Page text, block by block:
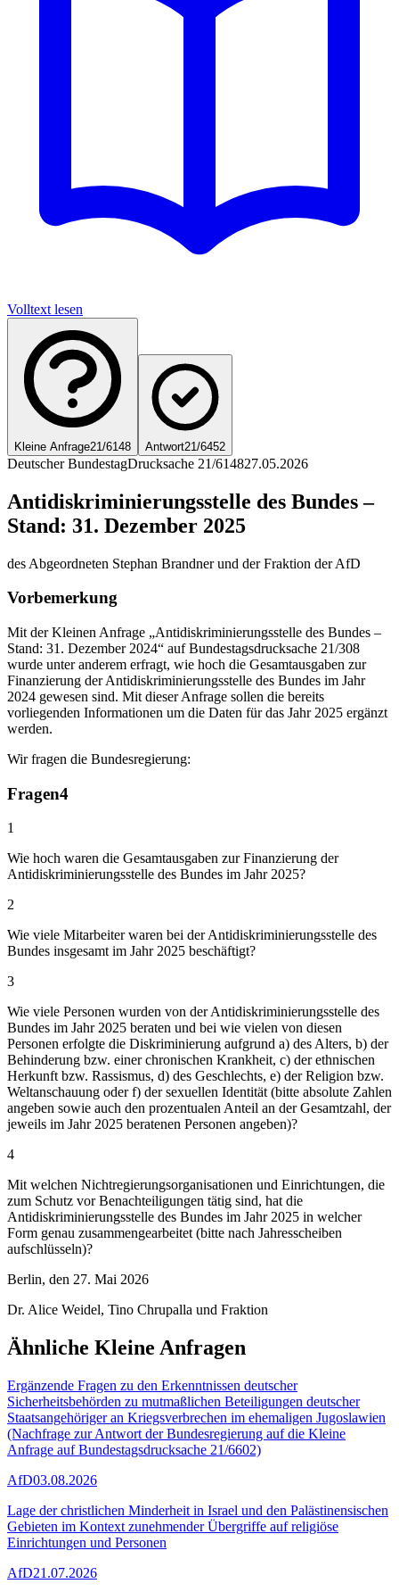
Volltext lesen
Kleine Anfrage21/6148 Antwort21/6452
Deutscher BundestagDrucksache 21/614827.05.2026
Antidiskriminierungsstelle des Bundes –
Stand: 31. Dezember 2025
des Abgeordneten Stephan Brandner und der Fraktion der AfD
Vorbemerkung
Mit der Kleinen Anfrage „Antidiskriminierungsstelle des Bundes –
Stand: 31. Dezember 2024“ auf Bundestagsdrucksache 21/308
wurde unter anderem erfragt, wie hoch die Gesamtausgaben zur
Finanzierung der Antidiskriminierungsstelle des Bundes im Jahr
2024 gewesen sind. Mit dieser Anfrage sollen die bereits
vorliegenden Informationen um die Daten für das Jahr 2025 ergänzt
werden.
Wir fragen die Bundesregierung:
Fragen4
1
Wie hoch waren die Gesamtausgaben zur Finanzierung der
Antidiskriminierungsstelle des Bundes im Jahr 2025?
2
Wie viele Mitarbeiter waren bei der Antidiskriminierungsstelle des
Bundes insgesamt im Jahr 2025 beschäftigt?
3
Wie viele Personen wurden von der Antidiskriminierungsstelle des
Bundes im Jahr 2025 beraten und bei wie vielen von diesen
Personen erfolgte die Diskriminierung aufgrund a) des Alters, b) der
Behinderung bzw. einer chronischen Krankheit, c) der ethnischen
Herkunft bzw. Rassismus, d) des Geschlechts, e) der Religion bzw.
Weltanschauung oder f) der sexuellen Identität (bitte absolute Zahlen
angeben sowie auch den prozentualen Anteil an der Gesamtzahl, der
jeweils im Jahr 2025 beratenen Personen angeben)?
4
Mit welchen Nichtregierungsorganisationen und Einrichtungen, die
zum Schutz vor Benachteiligungen tätig sind, hat die
Antidiskriminierungsstelle des Bundes im Jahr 2025 in welcher
Form genau zusammengearbeitet (bitte nach Jahresscheiben
aufschlüsseln)?
Berlin, den 27. Mai 2026
Dr. Alice Weidel, Tino Chrupalla und Fraktion
Ähnliche Kleine Anfragen
Ergänzende Fragen zu den Erkenntnissen deutscher
Sicherheitsbehörden zu mutmaßlichen Beteiligungen deutscher
Staatsangehöriger an Kriegsverbrechen im ehemaligen Jugoslawien
(Nachfrage zur Antwort der Bundesregierung auf die Kleine
Anfrage auf Bundestagsdrucksache 21/6602)
AfD03.08.2026
Lage der christlichen Minderheit in Israel und den Palästinensischen
Gebieten im Kontext zunehmender Übergriffe auf religiöse
Einrichtungen und Personen
AfD21.07.2026